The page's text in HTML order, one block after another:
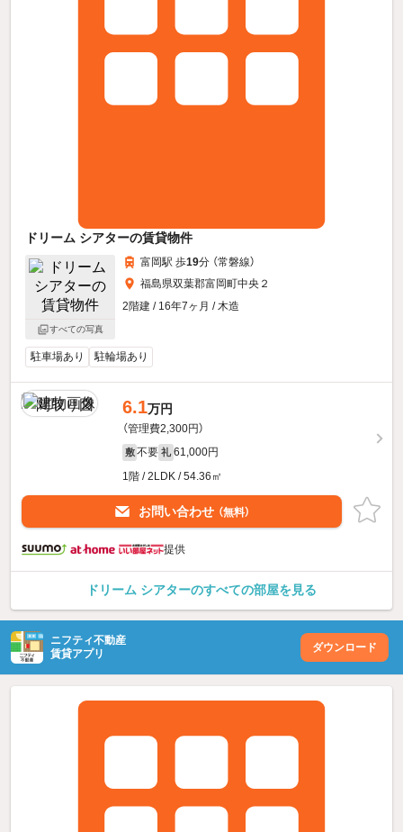
ドリーム シアターの賃貸物件
すべての写真
富岡駅 歩19分 （常磐線）
福島県双葉郡富岡町中央２
2階建 / 16年7ヶ月 / 木造
駐車場あり 駐輪場あり
6.1万円
（管理費2,300円）
敷 不要 礼 61,000円
1階 / 2LDK / 54.36㎡
お問い合わせ （無料）
提供
ドリーム シアターのすべての部屋を見る
ニフティ不動産
賃貸アプリ
ダウンロード